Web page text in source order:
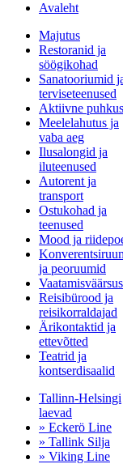
Avaleht
Majutus
Restoranid ja
söögikohad
Sanatooriumid
terviseteenused
Aktiivne puhkus
Meelelahutus ja
vaba aeg
Ilusalongid ja
iluteenused
Autorent ja
transport
Ostukohad ja
teenused
Mood ja
ja peoruumid
Reisibürood ja
reisikorraldajad
Ärikontaktid ja
ettevõtted
Teatrid ja
kontserdisaalid
Tallinn-Helsingi
laevad
» Eckerö Line
» Tallink Silja
» Viking Line